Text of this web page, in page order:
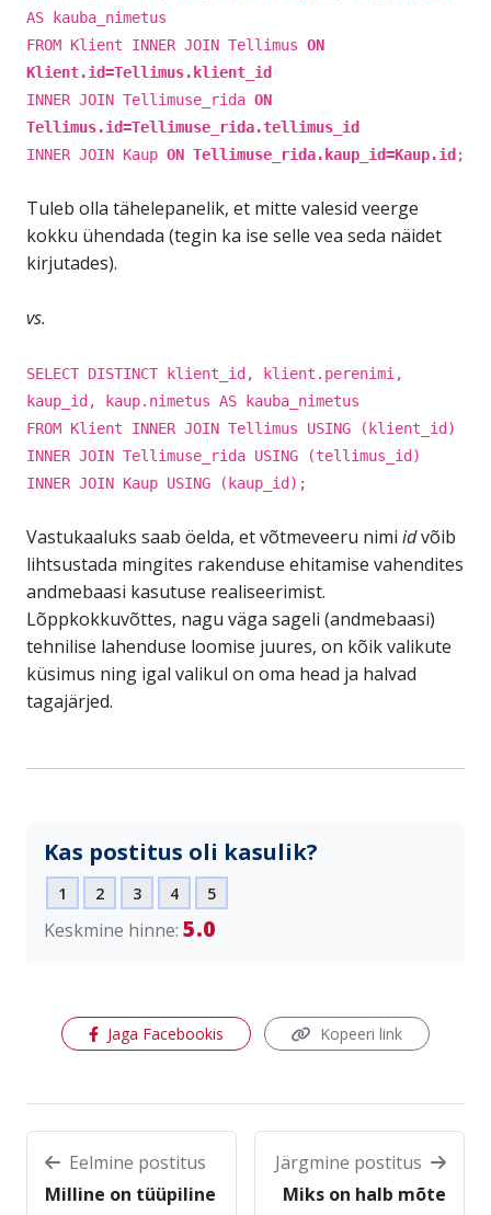
AS kauba_nimetus
FROM Klient INNER JOIN Tellimus ON
Klient.id=Tellimus.klient_id
INNER JOIN Tellimuse_rida ON
Tellimus.id=Tellimuse_rida.tellimus_id
INNER JOIN Kaup ON Tellimuse_rida.kaup_id=Kaup.id ;
Tuleb olla tähelepanelik, et mitte valesid veerge
kokku ühendada (tegin ka ise selle vea seda näidet
kirjutades).
vs.
SELECT DISTINCT klient_id, klient.perenimi,
kaup_id, kaup.nimetus AS kauba_nimetus
FROM Klient INNER JOIN Tellimus USING (klient_id)
INNER JOIN Tellimuse_rida USING (tellimus_id)
INNER JOIN Kaup USING (kaup_id);
Vastukaaluks saab öelda, et võtmeveeru nimi idvõib
lihtsustada mingites rakenduse ehitamise vahendites
andmebaasi kasutuse realiseerimist.
Lõppkokkuvõttes, nagu väga sageli (andmebaasi)
tehnilise lahenduse loomise juures, on kõik valikute
küsimus ning igal valikul on oma head ja halvad
tagajärjed.
Kas postitus oli kasulik?
1 2 3 4 5
Keskmine hinne: 5.0
Jaga Facebookis (avaneb uues aknas)
Kopeeri link
Eelmine postitus
Milline on tüüpiline
Järgmine postitus
Miks on halb mõte